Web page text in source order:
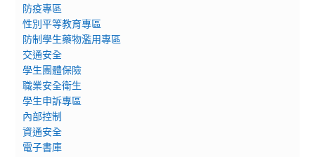
防疫專區
性別平等教育專區
防制學生藥物濫用專區
交通安全
學生團體保險
職業安全衛生
學生申訴專區
內部控制
資通安全
電子書庫